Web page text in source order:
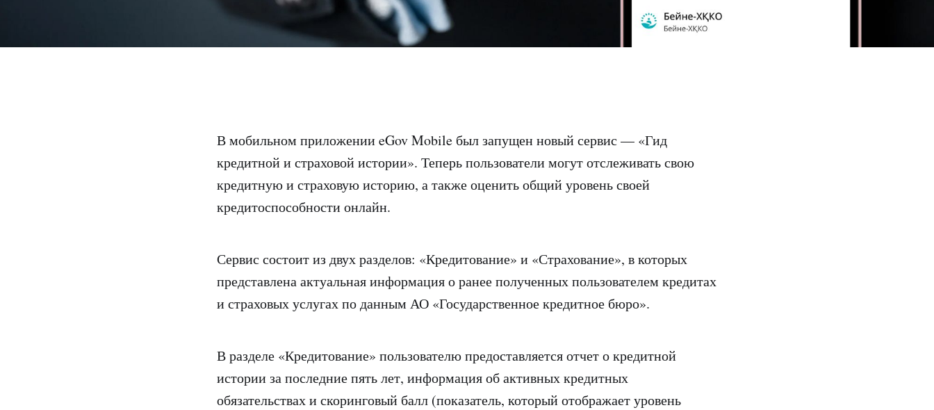
В мобильном приложении eGov Mobile был запущен новый сервис — «Гид
кредитной и страховой истории». Теперь пользователи могут отслеживать свою
кредитную и страховую историю, а также оценить общий уровень своей
кредитоспособности онлайн.
Сервис состоит из двух разделов: «Кредитование» и «Страхование», в которых
представлена актуальная информация о ранее полученных пользователем кредитах
и страховых услугах по данным АО «Государственное кредитное бюро».
В разделе «Кредитование» пользователю предоставляется отчет о кредитной
истории за последние пять лет, информация об активных кредитных
обязательствах и скоринговый балл (показатель, который отображает уровень